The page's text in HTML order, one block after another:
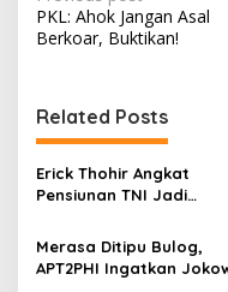
o
t
n
a
v
i
g
PKL: Ahok Jangan Asal
Berkoar, Buktikan!
Related Posts
Erick Thohir Angkat
Pensiunan TNI Jadi
98: Tidak Sesuai Nafas
Reformasi 98!
Merasa Ditipu Bulog,
APT2PHI Ingatkan